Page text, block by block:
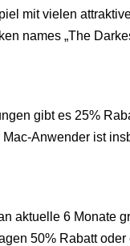
mit vielen
names „The
gibt es 25%
Anwender ist
aktuelle 6 Monate
50% Rabatt